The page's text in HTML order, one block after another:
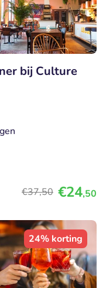
bij Culture
€37,50 €24,50
24% korting